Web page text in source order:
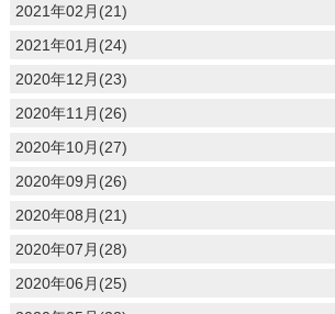
2021年02月(21)
2021年01月(24)
2020年12月(23)
2020年11月(26)
2020年10月(27)
2020年09月(26)
2020年08月(21)
2020年07月(28)
2020年06月(25)